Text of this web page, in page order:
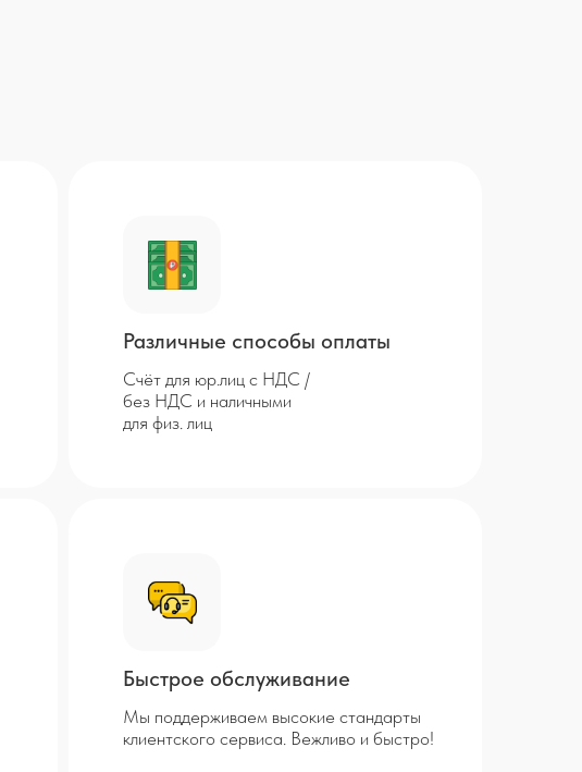
Различные способы оплаты
Счёт для юр.лиц с НДС /
без НДС и наличными
для физ. лиц
Быстрое обслуживание
Мы поддерживаем высокие стандарты
клиентского сервиса. Вежливо и быстро!